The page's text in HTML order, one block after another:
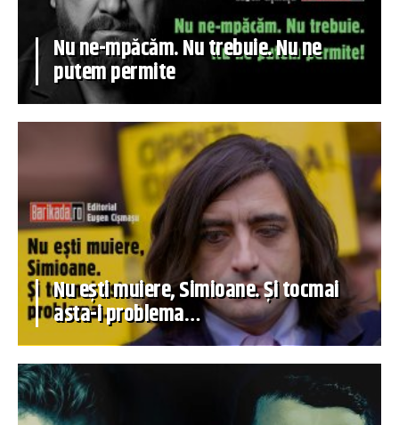
Nu ne-mpăcăm. Nu trebuie. Nu ne
putem permite
Nu ești muiere, Simioane. Și tocmai
asta-i problema…